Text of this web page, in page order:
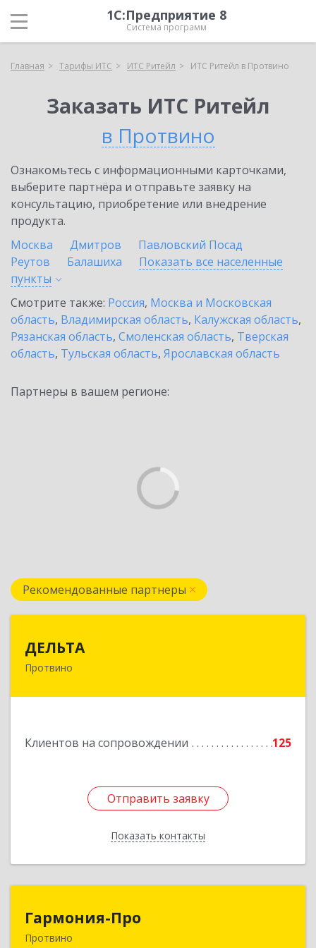
1С:Предприятие 8
Система программ
Главная Тарифы ИТС ИТС Ритейл ИТС Ритейл в Протвино
Заказать ИТС Ритейл
в Протвино
Ознакомьтесь с информационными карточками,
выберите партнёра и отправьте заявку на
консультацию, приобретение или внедрение
продукта.
Москва
Дмитров
Павловский Посад
Реутов
Балашиха
Показать все населенные
пункты
Смотрите также: Россия, Москва и Московская
область, Владимирская область, Калужская область,
Рязанская область, Смоленская область, Тверская
область, Тульская область, Ярославская область
Партнеры в вашем регионе:
Рекомендованные партнеры
ДЕЛЬТА
Протвино
Клиентов на сопровождении 125
Отправить заявку
Показать контакты
Отправить заявку
Назад
Гармония-Про
Протвино
142280, Московская обл, Протвино г, Ленина